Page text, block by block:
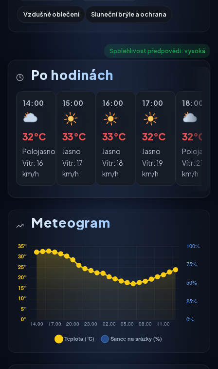
Vzdušné oblečení Sluneční brýle a ochrana
Spolehlivost předpovědi: vysoká
Po hodinách
14:00
32°C
Polojasno
Vítr: 16
km/h
15:00
33°C
Jasno
Vítr: 17
km/h
16:00
33°C
Jasno
Vítr: 18
km/h
17:00
32°C
Jasno
Vítr: 19
km/h
18:00
32°C
Polojasno
Vítr: 21
km/h
Meteogram